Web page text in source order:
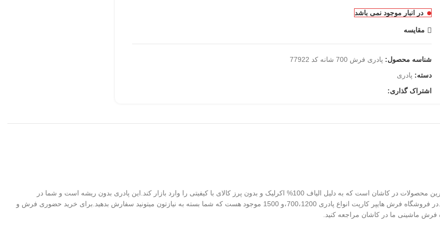
در انبار موجود نمی باشد
مقایسه
شناسه محصول: پادری فرش 700 شانه کد 77922
دسته: پادری
اشتراک گذاری:
پادری 700 شانه با تراکم 2550 سایز 80*50 یکی از پرفروش ترین محصولات در کاشان است که به دلیل الیاف 100% اکرلیک و بدون پرز کالای با کیفیتی را وارد بازار کند.این پادری بدون ریشه است و شما در
صورتی که ریشه بخواهید میتوانید با کارشناسان ما صحبت کنید .در فروشگاه فرش هایپر کارپت انواع پادری 700،1200،و 1500 موجود هست که شما بسته به نیازتون میتونید سفارش بدهید.برای خرید حضوری فرش و
فرش ماشینی ما در کاشان مراجعه کنید.